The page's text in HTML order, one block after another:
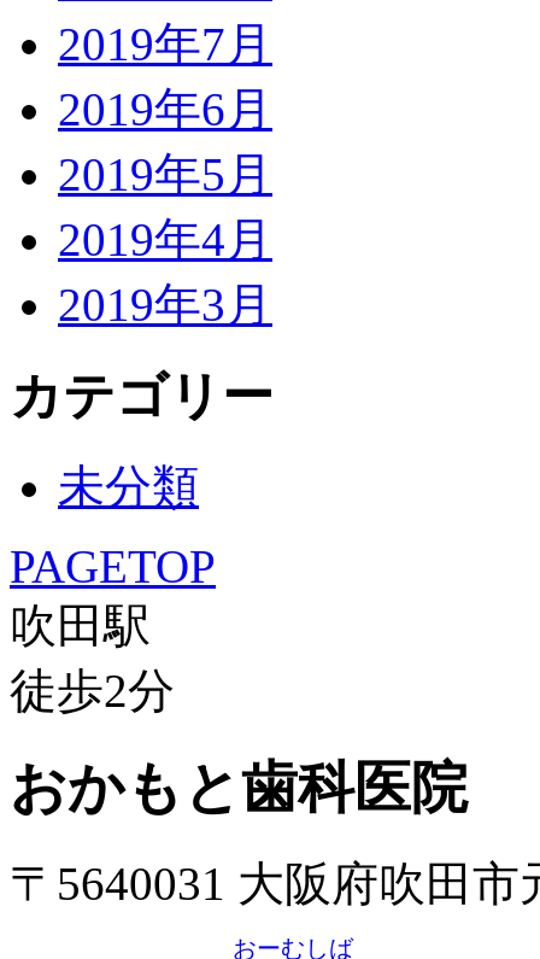
2019年7月
2019年6月
2019年5月
2019年4月
2019年3月
カテゴリー
未分類
PAGETOP
吹田駅
徒歩2分
おかもと歯科医院
〒5640031 大阪府吹田
おーむしば